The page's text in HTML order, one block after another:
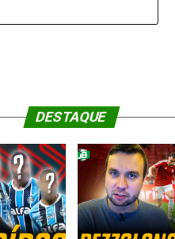
DESTAQUE